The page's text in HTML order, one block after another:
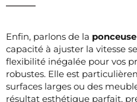
Enfin, parlons de la
capacité à ajuster la vitesse
flexibilité inégalée pour vos
robustes. Elle est
surfaces larges ou des
résultat esthétique parfait,